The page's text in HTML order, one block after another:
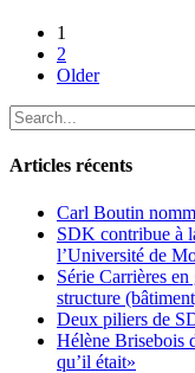
1
2
Older
Articles récents
Carl Boutin
SDK contribue à
l’Université de
Série Carrières
structure
Deux piliers de
Hélène Brisebois
qu’il était»